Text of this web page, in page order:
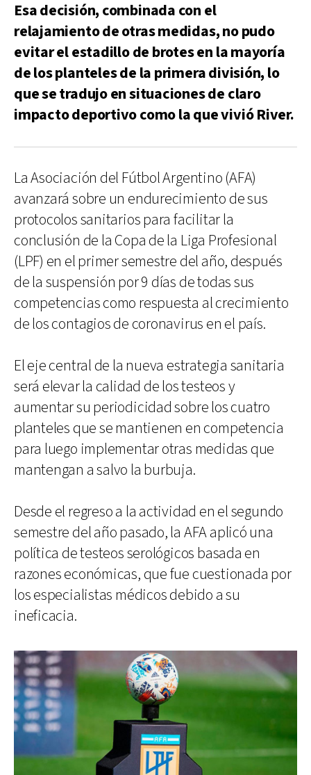
Esa decisión, combinada con el
relajamiento de otras medidas, no pudo
evitar el estadillo de brotes en la mayoría
de los planteles de la primera división, lo
que se tradujo en situaciones de claro
impacto deportivo como la que vivió River.
La Asociación del Fútbol Argentino (AFA)
avanzará sobre un endurecimiento de sus
protocolos sanitarios para facilitar la
conclusión de la Copa de la Liga Profesional
(LPF) en el primer semestre del año, después
de la suspensión por 9 días de todas sus
competencias como respuesta al crecimiento
de los contagios de coronavirus en el país.
El eje central de la nueva estrategia sanitaria
será elevar la calidad de los testeos y
aumentar su periodicidad sobre los cuatro
planteles que se mantienen en competencia
para luego implementar otras medidas que
mantengan a salvo la burbuja.
Desde el regreso a la actividad en el segundo
semestre del año pasado, la AFA aplicó una
política de testeos serológicos basada en
razones económicas, que fue cuestionada por
los especialistas médicos debido a su
ineficacia.